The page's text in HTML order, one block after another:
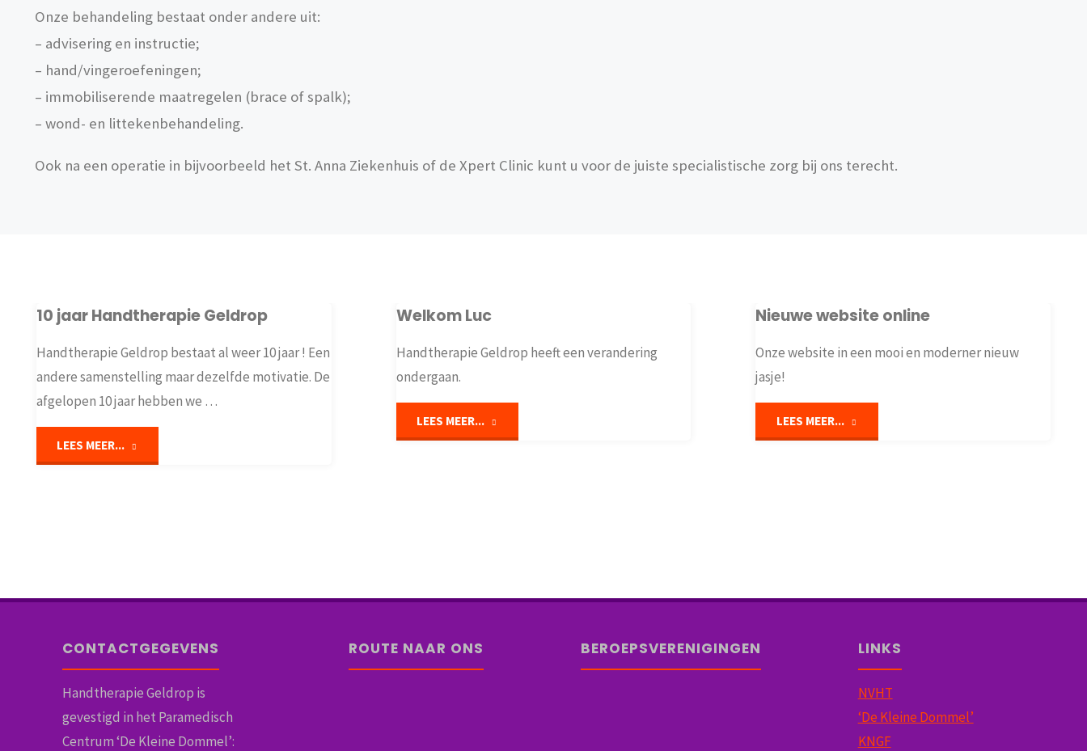
Onze behandeling bestaat onder andere uit:
– advisering en instructie;
– hand/vingeroefeningen;
– immobiliserende maatregelen (brace of spalk);
– wond- en littekenbehandeling.
Ook na een operatie in bijvoorbeeld het St. Anna Ziekenhuis of de Xpert Clinic kunt u voor de juiste specialistische zorg bij ons terecht.
10 jaar Handtherapie Geldrop
Handtherapie Geldrop bestaat al weer 10 jaar ! Een
andere samenstelling maar dezelfde motivatie. De
afgelopen 10 jaar hebben we …
LEES MEER...
Welkom Luc
Handtherapie Geldrop heeft een verandering
ondergaan.
LEES MEER...
Nieuwe website online
Onze website in een mooi en moderner nieuw
jasje!
LEES MEER...
CONTACTGEGEVENS
Handtherapie Geldrop is
gevestigd in het Paramedisch
Centrum ‘De Kleine Dommel’:
ROUTE NAAR ONS BEROEPSVERENIGINGEN LINKS
NVHT
‘De Kleine Dommel’
KNGF